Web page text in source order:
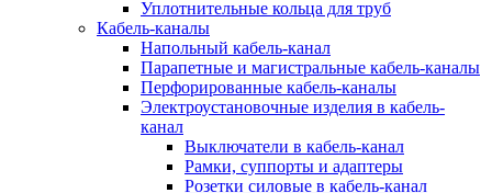
Уплотнительные кольца для труб
Кабель-каналы
Напольный кабель-канал
Парапетные и магистральные кабель-каналы
Перфорированные кабель-каналы
Электроустановочные изделия в кабель-
канал
Выключатели в кабель-канал
Рамки, суппорты и адаптеры
Розетки силовые в кабель-канал